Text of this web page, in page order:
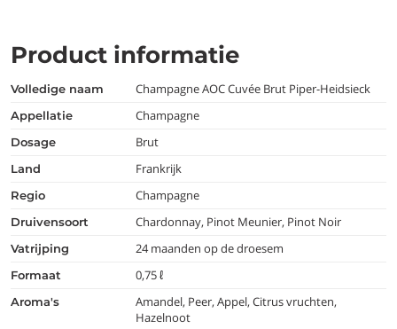
Product informatie
volledige naam Champagne AOC Cuvée Brut Piper-Heidsieck
appellatie Champagne
dosage Brut
land Frankrijk
regio Champagne
druivensoort Chardonnay, Pinot Meunier, Pinot Noir
vatrijping 24 maanden op de droesem
formaat 0,75 ℓ
aroma's
Amandel, Peer, Appel, Citrus vruchten,
Hazelnoot